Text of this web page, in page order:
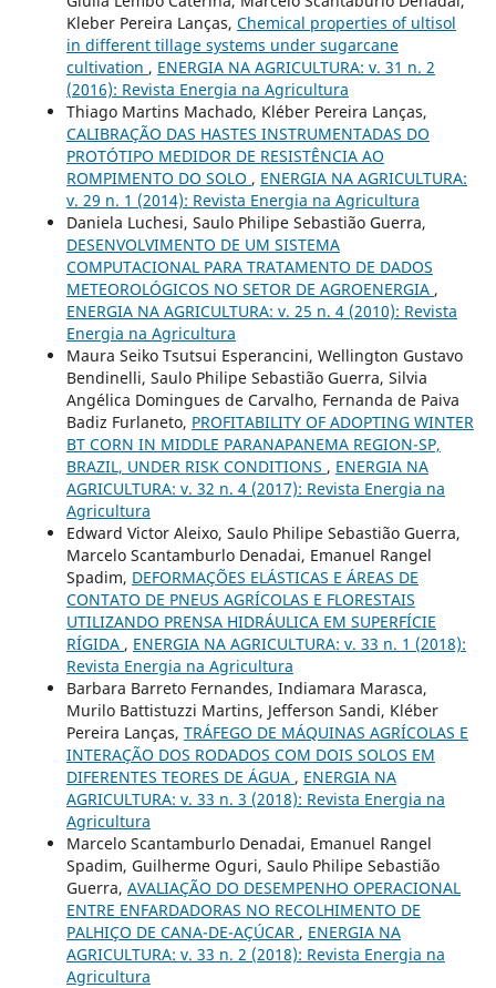
Kleber Pereira Lanças, Chemical properties of ultisol
in different tillage systems under sugarcane
cultivation , ENERGIA NA AGRICULTURA: v. 31 n. 2
(2016): Revista Energia na Agricultura
Thiago Martins Machado, Kléber Pereira Lanças,
CALIBRAÇÃO DAS HASTES INSTRUMENTADAS DO
PROTÓTIPO MEDIDOR DE RESISTÊNCIA AO
ROMPIMENTO DO SOLO , ENERGIA NA AGRICULTURA:
v. 29 n. 1 (2014): Revista Energia na Agricultura
Daniela Luchesi, Saulo Philipe Sebastião Guerra,
DESENVOLVIMENTO DE UM SISTEMA
COMPUTACIONAL PARA TRATAMENTO DE DADOS
METEOROLÓGICOS NO SETOR DE AGROENERGIA ,
ENERGIA NA AGRICULTURA: v. 25 n. 4 (2010): Revista
Energia na Agricultura
Maura Seiko Tsutsui Esperancini, Wellington Gustavo
Bendinelli, Saulo Philipe Sebastião Guerra, Silvia
Angélica Domingues de Carvalho, Fernanda de Paiva
Badiz Furlaneto, PROFITABILITY OF ADOPTING WINTER
BT CORN IN MIDDLE PARANAPANEMA REGION-SP,
BRAZIL, UNDER RISK CONDITIONS , ENERGIA NA
AGRICULTURA: v. 32 n. 4 (2017): Revista Energia na
Agricultura
Edward Victor Aleixo, Saulo Philipe Sebastião Guerra,
Marcelo Scantamburlo Denadai, Emanuel Rangel
Spadim, DEFORMAÇÕES ELÁSTICAS E ÁREAS DE
CONTATO DE PNEUS AGRÍCOLAS E FLORESTAIS
UTILIZANDO PRENSA HIDRÁULICA EM SUPERFÍCIE
RÍGIDA , ENERGIA NA AGRICULTURA: v. 33 n. 1 (2018):
Revista Energia na Agricultura
Barbara Barreto Fernandes, Indiamara Marasca,
Murilo Battistuzzi Martins, Jefferson Sandi, Kléber
Pereira Lanças, TRÁFEGO DE MÁQUINAS AGRÍCOLAS E
INTERAÇÃO DOS RODADOS COM DOIS SOLOS EM
DIFERENTES TEORES DE ÁGUA , ENERGIA NA
AGRICULTURA: v. 33 n. 3 (2018): Revista Energia na
Agricultura
Marcelo Scantamburlo Denadai, Emanuel Rangel
Spadim, Guilherme Oguri, Saulo Philipe Sebastião
Guerra, AVALIAÇÃO DO DESEMPENHO OPERACIONAL
ENTRE ENFARDADORAS NO RECOLHIMENTO DE
PALHIÇO DE CANA-DE-AÇÚCAR , ENERGIA NA
AGRICULTURA: v. 33 n. 2 (2018): Revista Energia na
Agricultura